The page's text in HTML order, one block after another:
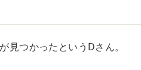
見つかったというDさん。